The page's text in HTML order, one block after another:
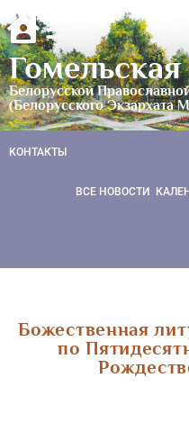
Белорусской
(Белорусского Экзархата
КОНТАКТЫ
ВСЕ НОВОСТИ
Божественная
по